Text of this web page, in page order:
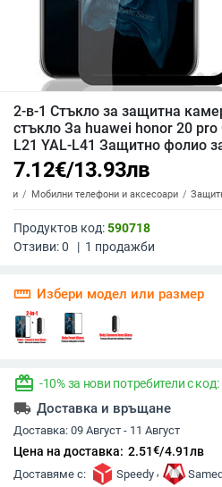
2-в-1 Стъкло за защитна
стъкло За huawei honor 20 pro
L21 YAL-L41 Защитно фолио
7.12€/13.93лв
Мобилни телефони и аксесоари
Продуктов код:590718
Отзиви:0 | 1 продажби
straighten Избери модел или размер
redeem -10% за нови потребители с код:
local_shipping Доставка и връщане
Доставка: 09 Август - 11 Август
Цена на доставка: 2.51€/4.91лв
Доставяме с: Speedy ,